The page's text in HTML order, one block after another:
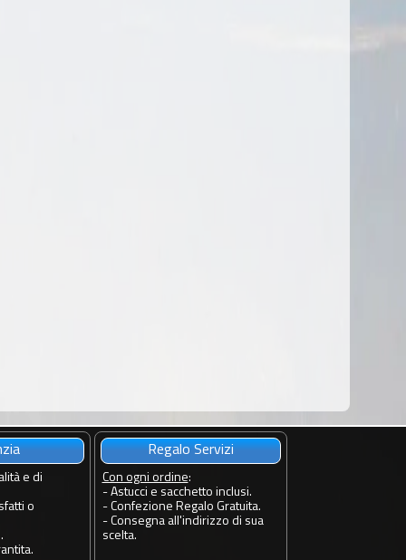
e di
o
Regalo Servizi
Con ogni ordine:
- Astucci e sacchetto inclusi.
- Confezione Regalo Gratuita.
- Consegna all'indirizzo di sua
scelta.